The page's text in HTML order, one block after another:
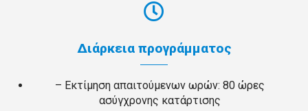
Διάρκεια προγράμματος
– Εκτίμηση απαιτούμενων ωρών: 80 ώρες
ασύγχρονης κατάρτισης